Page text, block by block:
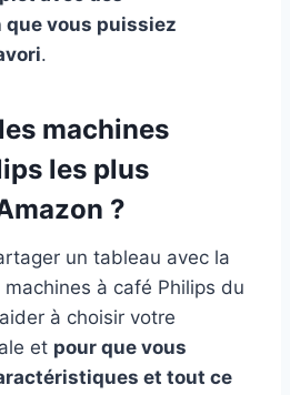
vous puissiez
.
machines
les plus
?
un tableau avec la
à café Philips du
à choisir votre
et pour que vous
et tout ce